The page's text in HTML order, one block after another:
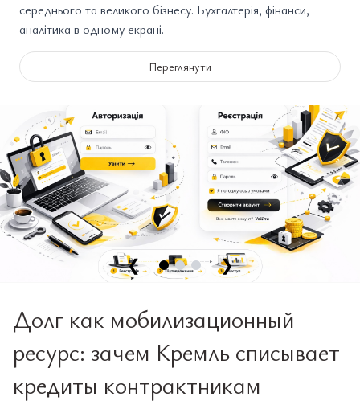
середнього та великого бізнесу. Бухгалтерія, фінанси,
аналітика в одному екрані.
Переглянути
❮ ❯
Долг как мобилизационный
ресурс: зачем Кремль списывает
кредиты контрактникам